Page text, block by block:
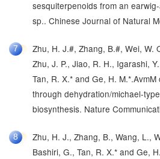
sesquiterpenoids from an
sp.. Chinese Journal of Natural
7
Zhu, H. J.#, Zhang, B.#, Wei, W.
Zhu, J. P., Jiao, R. H., Igarashi,
Tan, R. X.* and Ge, H.
through dehydration/michael-
biosynthesis. Nature
8
Zhu, H. J., Zhang, B., Wang, L.,
Bashiri, G., Tan, R. X.* and Ge,